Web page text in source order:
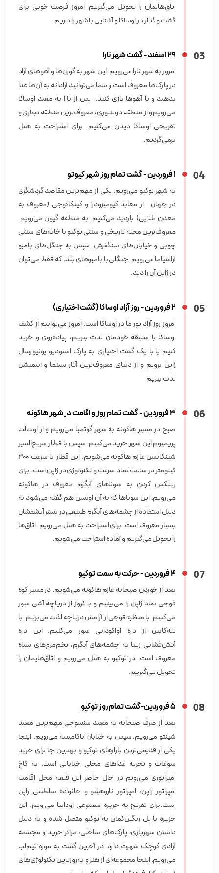
اتاق‌هایمان را تحویل می‌گیریم. امروز فرصت خوبی برای
گشت و گذار در اوساکا و آشنایی با شهر را داریم.
03 29 اسفند - گشت شهر نارا
امروز به شهر نارا می‌رویم. این شهر به گوزن‌ها و آهوهای آزاد
در پارک‌ها معروف است و شما می‌توانید آزادانه به آن‌ها غذا
بدهید و با آهوها بازی کنید. پس از نارا به معبد اوساکا
می‌رویم و از منطقه دوتنبوری، معروف‌ترین منطقه تجاری و
تفریحی اوساکا دیدن می‌کنیم. برای استراحت به هتل
برمی‌گردیم.
04 1 فروردین - گشت تمام روز شهر کیوتو
به شهر توکیو می‌رویم. یکی از مهم‌ترین مقاصد گردشگری
در جهان. از معابد کیومیزودرا و کینکاکوجی (معروف به
معدن طلایی) بازدید می‌کنیم. به منطقه گیون می‌رویم.
معروف‌ترین محله تاریخی و سنتی توکیو با خانه‌های سنتی
چوبی و خیابان‌های سنگفرش. سپس به جنگل‌های بامبو
آراشیاما می‌رویم. جنگلی با بامبوهای بلند که فقط می‌توان
در ژاپن آن را دید.
05 2 فروردین - روز آزاد اوساکا (گشت اختیاری)
امروز روز آزاد تور ما در اوساکا است. امروز می‌توانیم از کشف
اوساکا با سلیقه خودمان لذت ببریم، پیاده‌روی و خرید
کنیم یا با یک گشت اختیاری به پارک استودیو یونیورسال
ژاپن برویم و از دنیای معروف‌ترین آثار سینما و انیمیشن
لذت ببریم
06 3 فروردین - گشت تمام روز و اقامت در شهر هاکونه
صبح در مسیر هاکونه به شهر گوتمبا می‌رویم و از اوت‌لت
پریمیوم این شهر خرید می‌کنیم. سپس با قطار سریع‌السیر
شینکانسن عازم هاکونه می‌شویم. این قطار با سرعت 300
کیلومتر در ساعت نماد سرعت و تکنولوژی در ژاپن است. برای
ریلکس کردن به سوناهای آبگرم معروف در هاکونه
می‌رویم. این سوناها که به آن اونسن هم گفته می‌شود به
دلیل استفاده از چشمه‌های آبگرم طبیعی در بستر آتشفشان
بسیار معروف است. برای استراحت به هتل می‌رویم. اتاق‌ها
را تحویل می‌گیریم و آماده استراحت می‌شویم.
07 4 فروردین - حرکت به سمت توکیو
بعد از خوردن صبحانه عازم هاکونه می‌شویم. در مسیر کوه
فوجی نماد ژاپن را می‌بینیم و با کروز از دریاچه آشی عبور
می‌کنیم. با منظره فوجی از آرامش دریاچه لذت می‌بریم. با
تله‌کابین از دره اواکودانی عبور می‌کنیم. این دره
آتش‌فشانی زیبا به چشمه‌های آبگرم، تخم‌مرغ‌های سیاه
معروف است. در توکیو به هتل می‌رویم و اتاق‌هایمان را
تحویل می‌گیریم.
08 5 فروردین-گشت تمام روز توکیو
بعد از صرف صبحانه به معبد سنسوجی مهم‌ترین معبد
شینتو می‌رویم. سپس به خیابان ناکامیسه می‌رویم. اینجا
یکی از قدیمی‌ترین بازارهای توکیو و بهترین جا برای خرید
سوغات و تجربه غذاهای محلی خیابانی است. به کاخ
امپراتوری می‌رویم در حال حاضر این قلعه محل اقامت
امپراتور ژاپن، امپراتور ناروهیتو و خانواده سلطنتی ژاپن
است.برای تفریح به جزیره مصنوعی اودابیا می‌رویم. این
جزیره با پل رنگین‌کمان به توکیو متصل شده و به دلیل
داشتن شهربازی، پارک‌های ساحلی، مراکز خرید و مجسمه
آزادی کوچک شهرت دارد. در آخرین گشت به موزه تیم‌لب
می‌رویم. اینجا مجموعه‌ای از هنر و به‌روز‌ترین تکنولوژی‌های